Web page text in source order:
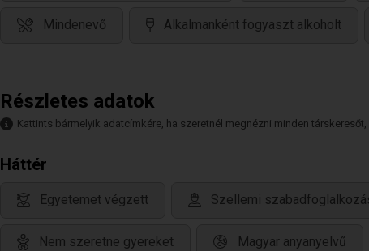
Mindenevő Alkalmanként fogyaszt alkoholt
Részletes adatok
Kattints bármelyik adatcímkére, ha szeretnél megnézni minden
Háttér
Egyetemet végzett Szellemi
Nem szeretne gyereket Magyar anyanyelvű